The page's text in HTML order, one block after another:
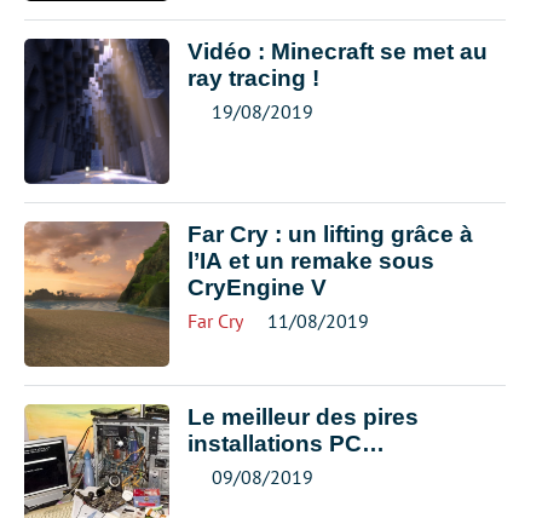
Vidéo : Minecraft se met au
ray tracing !
19/08/2019
Far Cry : un lifting grâce à
l’IA et un remake sous
CryEngine V
Far Cry 11/08/2019
Le meilleur des pires
installations PC…
09/08/2019